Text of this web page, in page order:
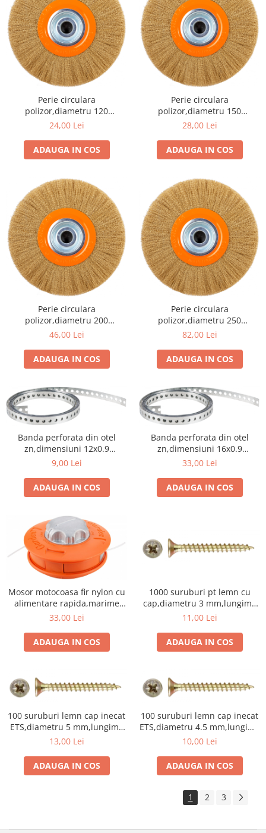
Perie circulara
polizor,diametru 120
mm,diametru interior 19.5
24,00 Lei
ADAUGA IN COS
Perie circulara
polizor,diametru 150
mm,diametru interior 32 mm
28,00 Lei
ADAUGA IN COS
Perie circulara
polizor,diametru 200
mm,diametru interior 32 mm
46,00 Lei
ADAUGA IN COS
Perie circulara
polizor,diametru 250
mm,diametru interior 32 mm
82,00 Lei
ADAUGA IN COS
Banda perforata din otel
zn,dimensiuni 12x0.9
mm,lungime 3 m,diametru
9,00 Lei
ADAUGA IN COS
Banda perforata din otel
zn,dimensiuni 16x0.9
mm,lungime 10 m,diametru
33,00 Lei
ADAUGA IN COS
Mosor motocoasa fir nylon cu
alimentare rapida,marime
10x1.25
33,00 Lei
ADAUGA IN COS
1000 suruburi pt lemn cu
cap,diametru 3 mm,lungime
totala 12 mm
11,00 Lei
ADAUGA IN COS
100 suruburi lemn cap inecat
ETS,diametru 5 mm,lungime
60 mm
13,00 Lei
ADAUGA IN COS
100 suruburi lemn cap inecat
ETS,diametru 4.5 mm,lungime
50 mm
10,00 Lei
ADAUGA IN COS
1 2 3